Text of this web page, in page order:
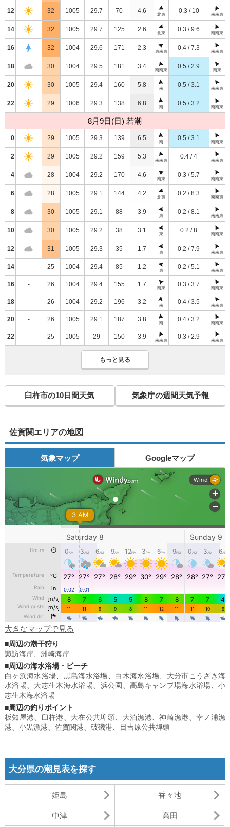
12 32 1005 29.7 70 4.6
北東
0.3 / 10
南南東
14 32 1005 29.7 125 2.6
北東
0.3 / 9.6
南南東
16 32 1004 29.6 171 2.3
東南東
0.4 / 7.3
南南東
18 30 1004 29.5 181 3.4
南南東
0.5 / 2.9
南東
20 30 1005 29.4 160 5.8
南
0.5 / 3.1
南南東
22 29 1006 29.3 138 6.8
南
0.5 / 3.2
南南東
8月9日(日) 若潮
0 29 1005 29.3 139 6.5
南
0.5 / 3.1
南南東
2 29 1005 29.2 159 5.3
南南東
0.4 / 4
南南東
4 28 1004 29.2 170 4.6
南東
0.3 / 5.7
南南東
6 28 1005 29.1 144 4.2
北東
0.2 / 8.3
南南東
8 30 1005 29.1 88 3.9
東
0.2 / 8.1
南南東
10 30 1005 29.2 38 3.1
東
0.2 / 8
南南東
12 31 1005 29.3 35 1.7
東
0.2 / 7.9
南南東
14 - 25 1004 29.4 85 1.2
東
0.2 / 5.1
南南東
16 - 26 1004 29.4 155 1.7
南東
0.3 / 3.7
南南東
18 - 26 1004 29.2 196 3.2
南
0.4 / 3.5
南南東
20 - 26 1005 29.1 187 3.8
南
0.4 / 3.2
南南東
22 - 25 1005 29 150 3.9
南南東
0.3 / 2.9
南南東
もっと見る
臼杵市の10日間天気 気象庁の週間天気予報
佐賀関エリアの地図
気象マップ Googleマップ
大きなマップで見る
■周辺の潮干狩り
諏訪海岸、 洲崎海岸
■周辺の海水浴場・ビーチ
白ヶ浜海水浴場
黒島海水浴場 白木海水浴場
大分市こうざき海
水浴場
大志生木海水浴場 浜公園 高島キャンプ場海水浴場 、小
志生木海水浴場
■周辺の釣りポイント
板知屋港
臼杵港 大在公共埠頭 大泊漁港 、神崎漁港 、幸ノ浦漁
港
小黒漁港 佐賀関港 破磯港 日吉原公共埠頭
大分県の潮見表を探す
姫島 香々地
中津 高田